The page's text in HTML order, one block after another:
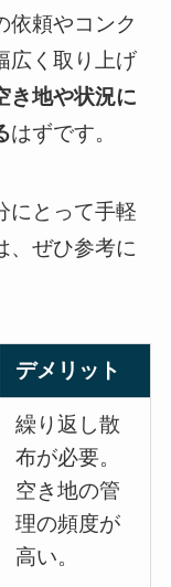
依頼やコンク
広く取り上げ
き地や状況に
はずです。
にとって手軽
、ぜひ参考に
デメリット
繰り返し散
布が必要。
空き地の管
理の頻度が
高い。